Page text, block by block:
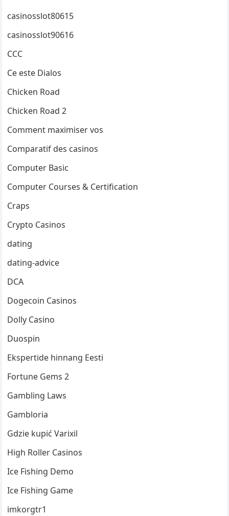
casinosslot80615
casinosslot90616
CCC
Ce este Dialos
Chicken Road
Chicken Road 2
Comment maximiser vos
Comparatif des casinos
Computer Basic
Computer Courses & Certification
Craps
Crypto Casinos
dating
dating-advice
DCA
Dogecoin Casinos
Dolly Casino
Duospin
Ekspertide hinnang Eesti
Fortune Gems 2
Gambling Laws
Gambloria
Gdzie kupić Varixil
High Roller Casinos
Ice Fishing Demo
Ice Fishing Game
imkorgtr1